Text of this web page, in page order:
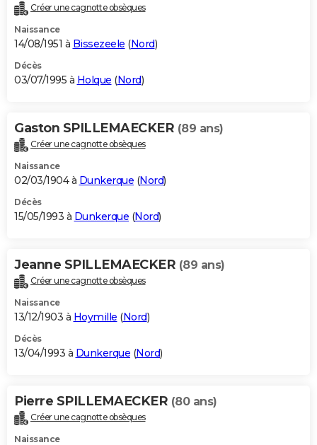
Créer une cagnotte obsèques
Naissance
14/08/1951 à Bissezeele (Nord)
Décès
03/07/1995 à Holque (Nord)
Gaston SPILLEMAECKER (89 ans)
Créer une cagnotte obsèques
Naissance
02/03/1904 à Dunkerque (Nord)
Décès
15/05/1993 à Dunkerque (Nord)
Jeanne SPILLEMAECKER (89 ans)
Créer une cagnotte obsèques
Naissance
13/12/1903 à Hoymille (Nord)
Décès
13/04/1993 à Dunkerque (Nord)
Pierre SPILLEMAECKER (80 ans)
Créer une cagnotte obsèques
Naissance